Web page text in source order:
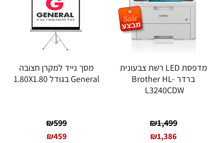
מדפסת LED רשת צבעונית
ברדר Brother HL-
L3240CDW
₪1,499
₪1,386
מסך נייד למקרן חצובה
General בגודל 1.80X1.80
₪599
₪459